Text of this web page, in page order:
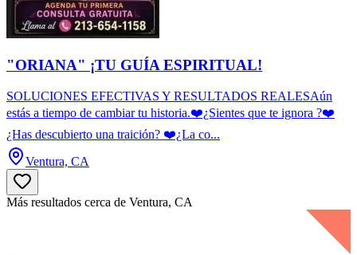
"ORIANA" ¡TU GUÍA ESPIRITUAL!
SOLUCIONES EFECTIVAS Y RESULTADOS REALESAún
estás a tiempo de cambiar tu historia.❤️¿Sientes que te ignora ?❤️
¿Has descubierto una traición? ❤️¿La co...
Ventura, CA
Más resultados cerca de Ventura, CA